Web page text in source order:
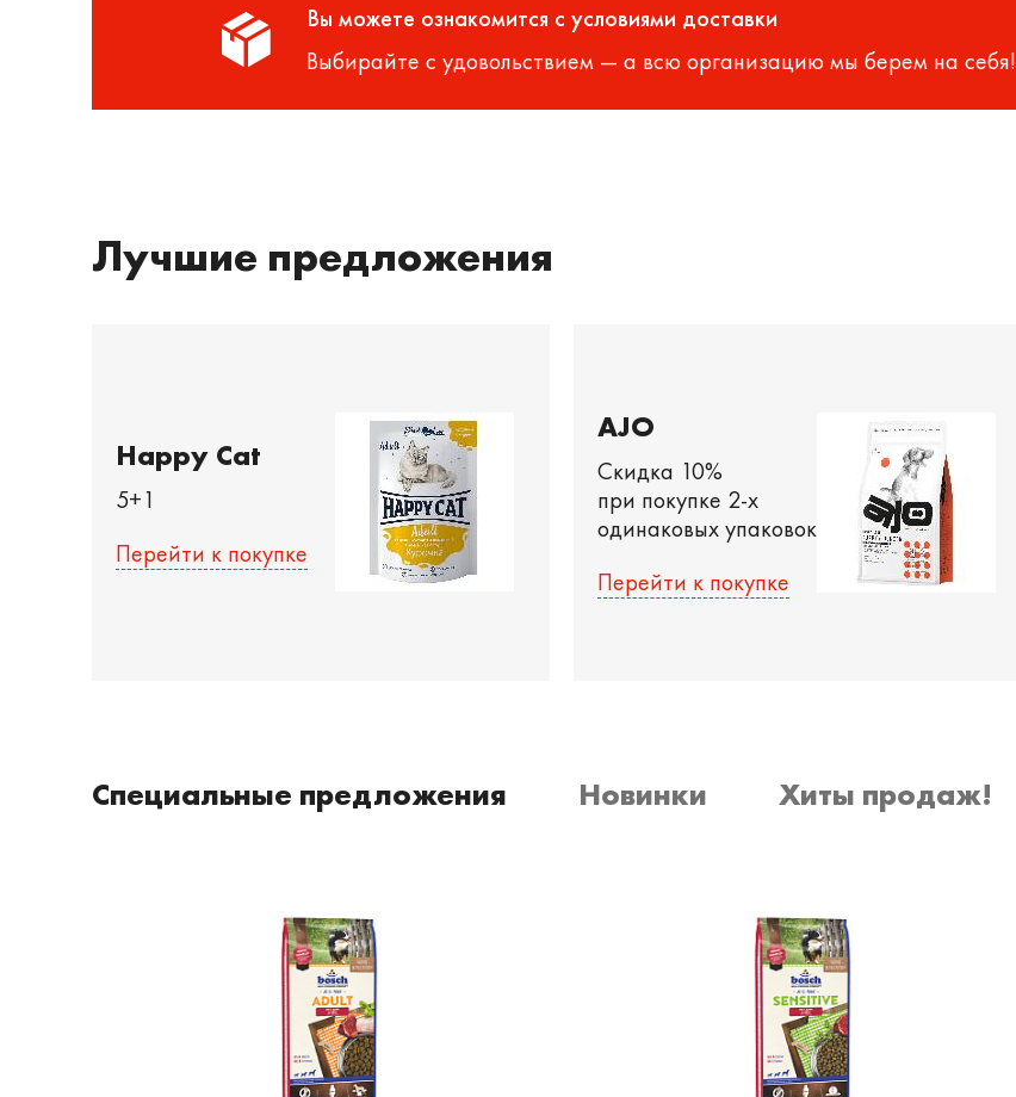
Вы можете ознакомится с условиями доставки
Выбирайте с удовольствием — а всю организацию мы берем на себя!
Лучшие предложения
Happy Cat
5+1
Перейти к покупке
AJO
Скидка 10%
при покупке 2-х
одинаковых упаковок
Перейти к покупке
Специальные предложения Новинки Хиты продаж!